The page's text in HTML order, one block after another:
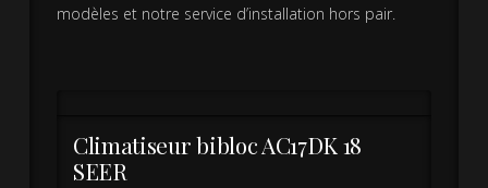
modèles et notre service d’installation hors pair.
Climatiseur bibloc AC17DK 18
SEER